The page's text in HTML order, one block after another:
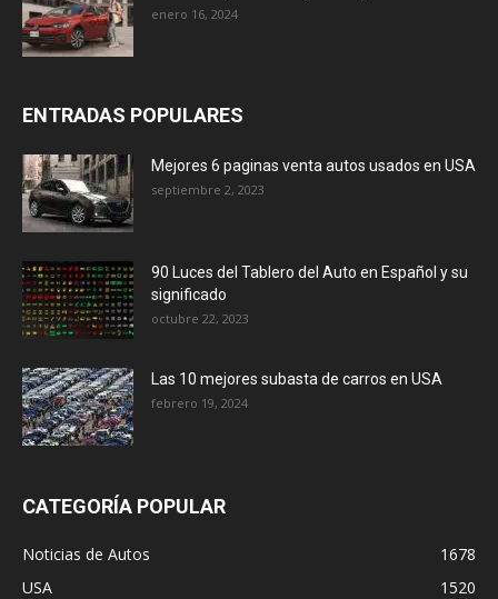
enero 16, 2024
ENTRADAS POPULARES
Mejores 6 paginas venta autos usados en USA
septiembre 2, 2023
90 Luces del Tablero del Auto en Español y su
significado
octubre 22, 2023
Las 10 mejores subasta de carros en USA
febrero 19, 2024
CATEGORÍA POPULAR
Noticias de Autos
1678
USA
1520